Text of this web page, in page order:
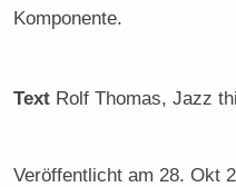
Komponente.
Text Rolf Thomas, Jazz
Veröffentlicht am 28. Okt